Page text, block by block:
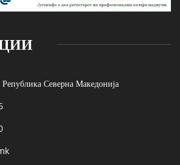
Северна Македонија